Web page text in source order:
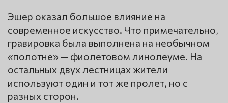
Эшер оказал большое влияние на
современное искусство. Что примечательно,
гравировка была выполнена на необычном
«полотне» — фиолетовом линолеуме. На
остальных двух лестницах жители
используют один и тот же пролет, но с
разных сторон.